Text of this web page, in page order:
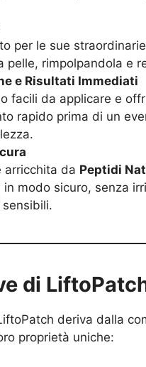
per le sue
pelle, rimpolpandola e
e Risultati Immediati
facili da applicare e
rapido prima di un
arricchita da Peptidi
in modo sicuro, senza
di
deriva dalla
proprietà uniche: